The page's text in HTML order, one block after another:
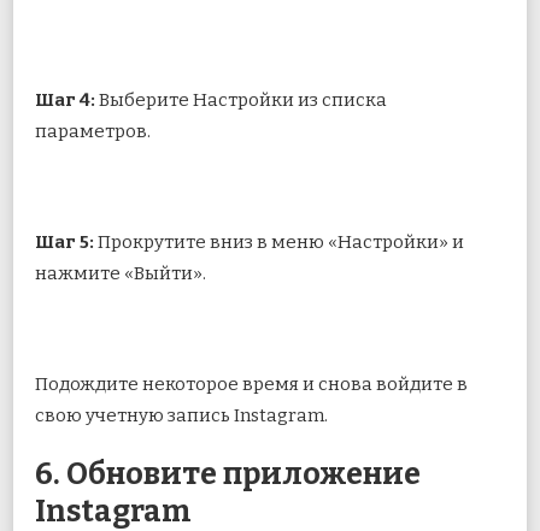
Шаг 4: Выберите Настройки из списка
параметров.
Шаг 5: Прокрутите вниз в меню «Настройки» и
нажмите «Выйти».
Подождите некоторое время и снова войдите в
свою учетную запись Instagram.
6. Обновите приложение
Instagram